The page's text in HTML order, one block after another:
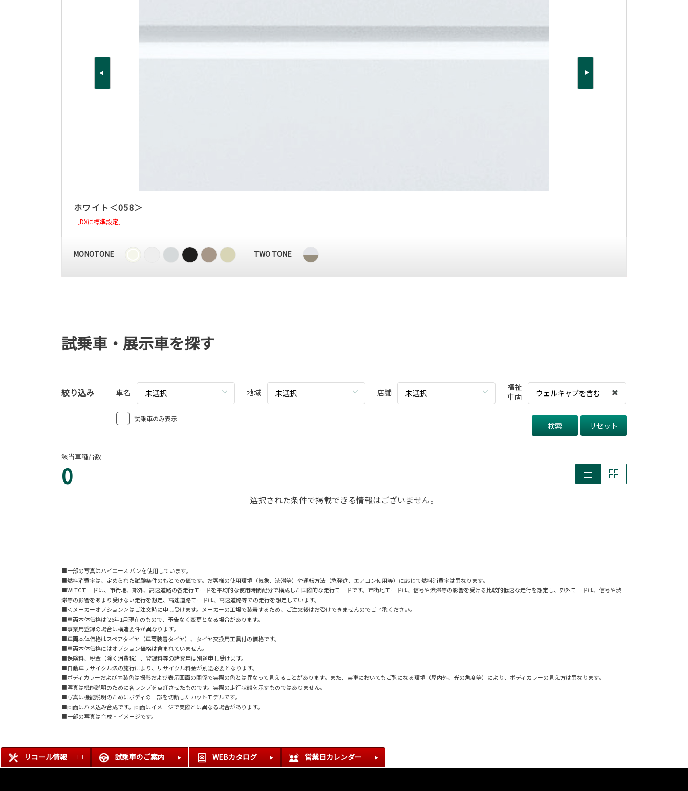
ホワイト＜058＞
［DXに標準設定］
MONOTONE TWO TONE
試乗車・展示車を探す
絞り込み 車名 未選択 地域 未選択 店舗 未選択
福祉
車両
ウェルキャブを含む
試乗車のみ表示
検索 リセット
該当車種台数
0
選択された条件で掲載できる情報はございません。
■一部の写真はハイエース バンを使用しています。
■燃料消費率は、定められた試験条件のもとでの値です。お客様の使用環境（気象、渋滞等）や運転方法（急発進、エアコン使用等）に応じて燃料消費率は異なります。
■WLTCモードは、市街地、郊外、高速道路の各走行モードを平均的な使用時間配分で構成した国際的な走行モードです。市街地モードは、信号や渋滞等の影響を受ける比較的低速な走行を想定し、郊外モードは、信号や渋
滞等の影響をあまり受けない走行を想定、高速道路モードは、高速道路等での走行を想定しています。
■＜メーカーオプション＞はご注文時に申し受けます。メーカーの工場で装着するため、ご注文後はお受けできませんのでご了承ください。
■車両本体価格は’26年1月現在のもので、予告なく変更となる場合があります。
■事業用登録の場合は構造要件が異なります。
■車両本体価格はスペアタイヤ（車両装着タイヤ）、タイヤ交換用工具付の価格です。
■車両本体価格にはオプション価格は含まれていません。
■保険料、税金（除く消費税）、登録料等の諸費用は別途申し受けます。
■自動車リサイクル法の施行により、リサイクル料金が別途必要となります。
■ボディカラーおよび内装色は撮影および表示画面の関係で実際の色とは異なって見えることがあります。また、実車においてもご覧になる環境（屋内外、光の角度等）により、ボディカラーの見え方は異なります。
■写真は機能説明のために各ランプを点灯させたものです。実際の走行状態を示すものではありません。
■写真は機能説明のためにボディの一部を切断したカットモデルです。
■画面はハメ込み合成です。画面はイメージで実際とは異なる場合があります。
■一部の写真は合成・イメージです。
リコール情報 試乗車のご案内 WEBカタログ 営業日カレンダー